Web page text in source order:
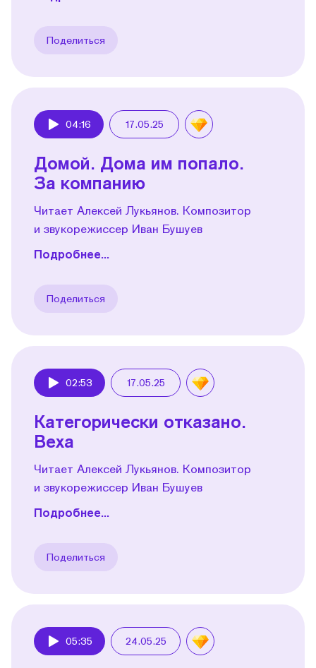
Поделиться
04:16 17.05.25
Домой. Дома им попало.
За компанию
Читает Алексей Лукьянов. Композитор
и звукорежиссер Иван Бушуев
Подробнее...
Поделиться
02:53 17.05.25
Категорически отказано.
Веха
Читает Алексей Лукьянов. Композитор
и звукорежиссер Иван Бушуев
Подробнее...
Поделиться
05:35 24.05.25